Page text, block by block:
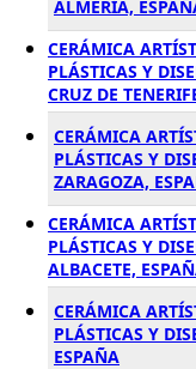
ALMERÍA,
CERÁMICA
PLÁSTICAS Y
CRUZ DE
CERÁMICA
PLÁSTICAS Y
ZARAGOZA,
CERÁMICA
PLÁSTICAS Y
ALBACETE,
CERÁMICA
PLÁSTICAS Y
ESPAÑA